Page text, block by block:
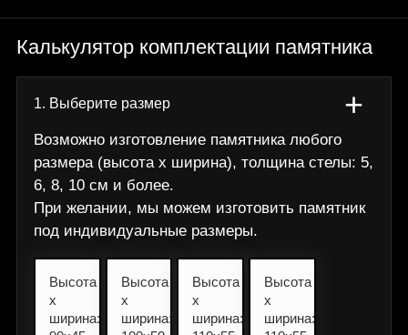
Калькулятор комплектации памятника
+
1. Выберите размер
Возможно изготовление памятника любого
размера (высота х ширина), толщина стелы: 5,
6, 8, 10 см и более.
При желании, мы можем изготовить памятник
под индивидуальные размеры.
Высота
х
ширина:
Высота
х
ширина:
Высота
х
ширина:
Высота
х
ширина: